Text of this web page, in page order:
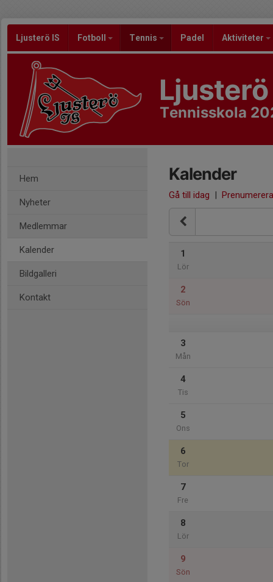
Ljusterö IS Fotboll Tennis Padel Aktiviteter
Ljusterö
Tennisskola
Hem
Nyheter
Medlemmar
Kalender
Bildgalleri
Kontakt
Kalender
Gå till idag | Prenumerera
1
Lör
2
Sön
3
Mån
4
Tis
5
Ons
6
Tor
7
Fre
8
Lör
9
Sön